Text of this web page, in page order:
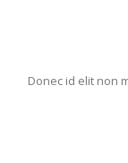
Donec id elit non